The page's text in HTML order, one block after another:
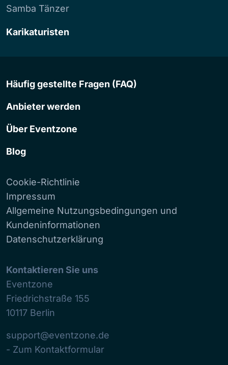
Samba Tänzer
Karikaturisten
Häufig gestellte Fragen (FAQ)
Anbieter werden
Über Eventzone
Blog
Cookie-Richtlinie
Impressum
Allgemeine Nutzungsbedingungen und
Kundeninformationen
Datenschutzerklärung
Kontaktieren Sie uns
Eventzone
Friedrichstraße 155
10117 Berlin
support@eventzone.de
- Zum Kontaktformular